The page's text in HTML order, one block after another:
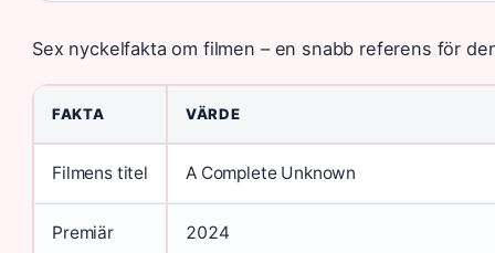
Sex nyckelfakta om filmen – en snabb referens för
FAKTA VÄRDE
Filmens titel A Complete Unknown
Premiär 2024